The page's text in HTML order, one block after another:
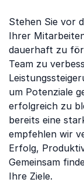
Stehen Sie vor
Ihrer
dauerhaft zu
Team zu
um Potenziale
erfolgreich zu
bereits eine
empfehlen wir
Erfolg,
Gemeinsam
Ihre Ziele.